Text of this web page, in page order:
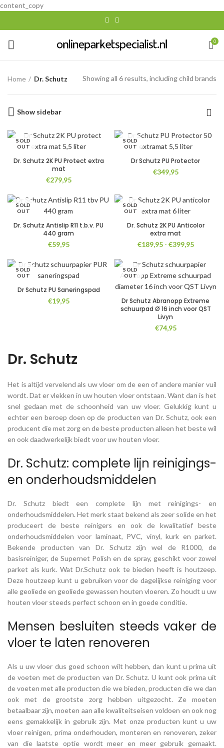
content_copy
0
Home Dr. Schutz Showing all 6 results, including child brands
Show sidebar
SOLD
OUT
Dr. Schutz 2K PU Protect extra
mat
€279,95
SOLD
OUT
Dr Schutz PU Protector
€349,95
SOLD
OUT
Dr. Schutz Antislip R11 t.b.v. PU
440 gram
€59,95
SOLD
OUT
Dr. Schutz 2K PU Anticolor
extra mat
€189,95 - €399,95
tot
€399,95
SOLD
OUT
Dr Schutz PU Saneringspad
€19,95
SOLD
OUT
Dr Schutz Abranopp Extreme
schuurpad Ø 16 inch voor QST
Livyn
€74,95
Dr. Schutz
Het is altijd vervelend als uw vloer om de een of andere manier vuil
wordt. Dat er vlekken in uw houten vloer ontstaan. Want dan is het
snel gedaan met de schoonheid van uw vloer. Gelukkig kunt u
echter een beroep doen op de producten van Dr. Schutz, ook een
producent die met zorg en de beste producten alleen het beste wil
en ook daadwerkelijk biedt voor uw houten vloer.
Dr. Schutz: complete lijn reinigings-
en onderhoudsmiddelen
Dr. Schutz biedt een complete lijn met reinigings- en
onderhoudsmiddelen. Het merk staat bekend als zeer solide en het
produceert de beste reinigers en ook de kwalitatief beste
onderhoudsmiddelen voor laminaat, PVC, vinyl, kurk en parket.
Bekende producten van Dr. Schutz zijn wel de R1000, de
basisreiniger, de Supernet Polish en de spray, geschikt voor zowel
parket als kurk. Wat Dr.Schutz ook te bieden heeft is houtzeep.
Deze houtzeep kunt u gebruiken voor de dagelijkse reiniging voor
alle geoliede en geoliede gewassen houten vloeren. Zo houdt u uw
houten vloer steeds perfect schoon en in goede conditie.
Mensen besluiten steeds vaker de
vloer te laten renoveren
Als u uw vloer dus goed schoon wilt hebben, dan kunt u prima uit
de voeten met de producten van Dr. Schutz. U kunt ook prima uit
de voeten met alle producten die we bieden, producten die we dan
ook met de grootste zorg hebben uitgezocht. Ze moeten
betaalbaar zijn, moeten aan alle kwaliteitseisen voldoen en ook nog
eens gemakkelijk in gebruik zijn. Met onze producten kunt u uw
vloer reinigen, prima onderhouden, monteren en renoveren, zeker
van die laatste optie wordt meer en meer gebruik gemaakt.